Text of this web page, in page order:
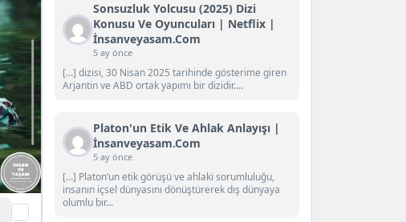
Sonsuzluk Yolcusu (2025) Dizi
Konusu Ve Oyuncuları | Netflix |
İnsanveyasam.com
5 ay önce
[…] dizisi, 30 Nisan 2025 tarihinde gösterime giren
Arjantin ve ABD ortak yapımı bir dizidir....
Platon'un Etik Ve Ahlak Anlayışı |
İnsanveyasam.com
5 ay önce
[…] Platon‘un etik görüşü ve ahlaki sorumluluğu,
insanın içsel dünyasını dönüştürerek dış dünyaya
olumlu bir...